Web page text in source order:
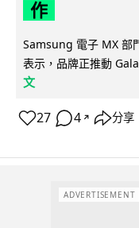
作
Samsung 電子 MX 部
表示，品牌正推動
文
27 4 ↗ 分享
ADVERTISEMENT